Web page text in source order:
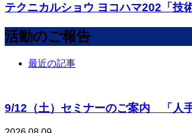
テクニカルショウ ヨコハマ202「技
活動のご報告
最近の記事
9/12（土）セミナーのご案内 「人